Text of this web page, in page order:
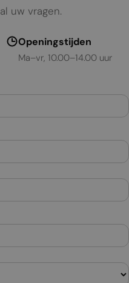
uw vragen.
Openingstijden
Ma–vr, 10.00–14.00 uur